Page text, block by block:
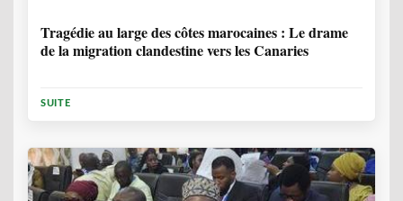
Tragédie au large des côtes marocaines : Le drame
de la migration clandestine vers les Canaries
SUITE